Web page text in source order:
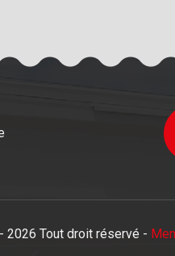
2026 Tout droit réservé -